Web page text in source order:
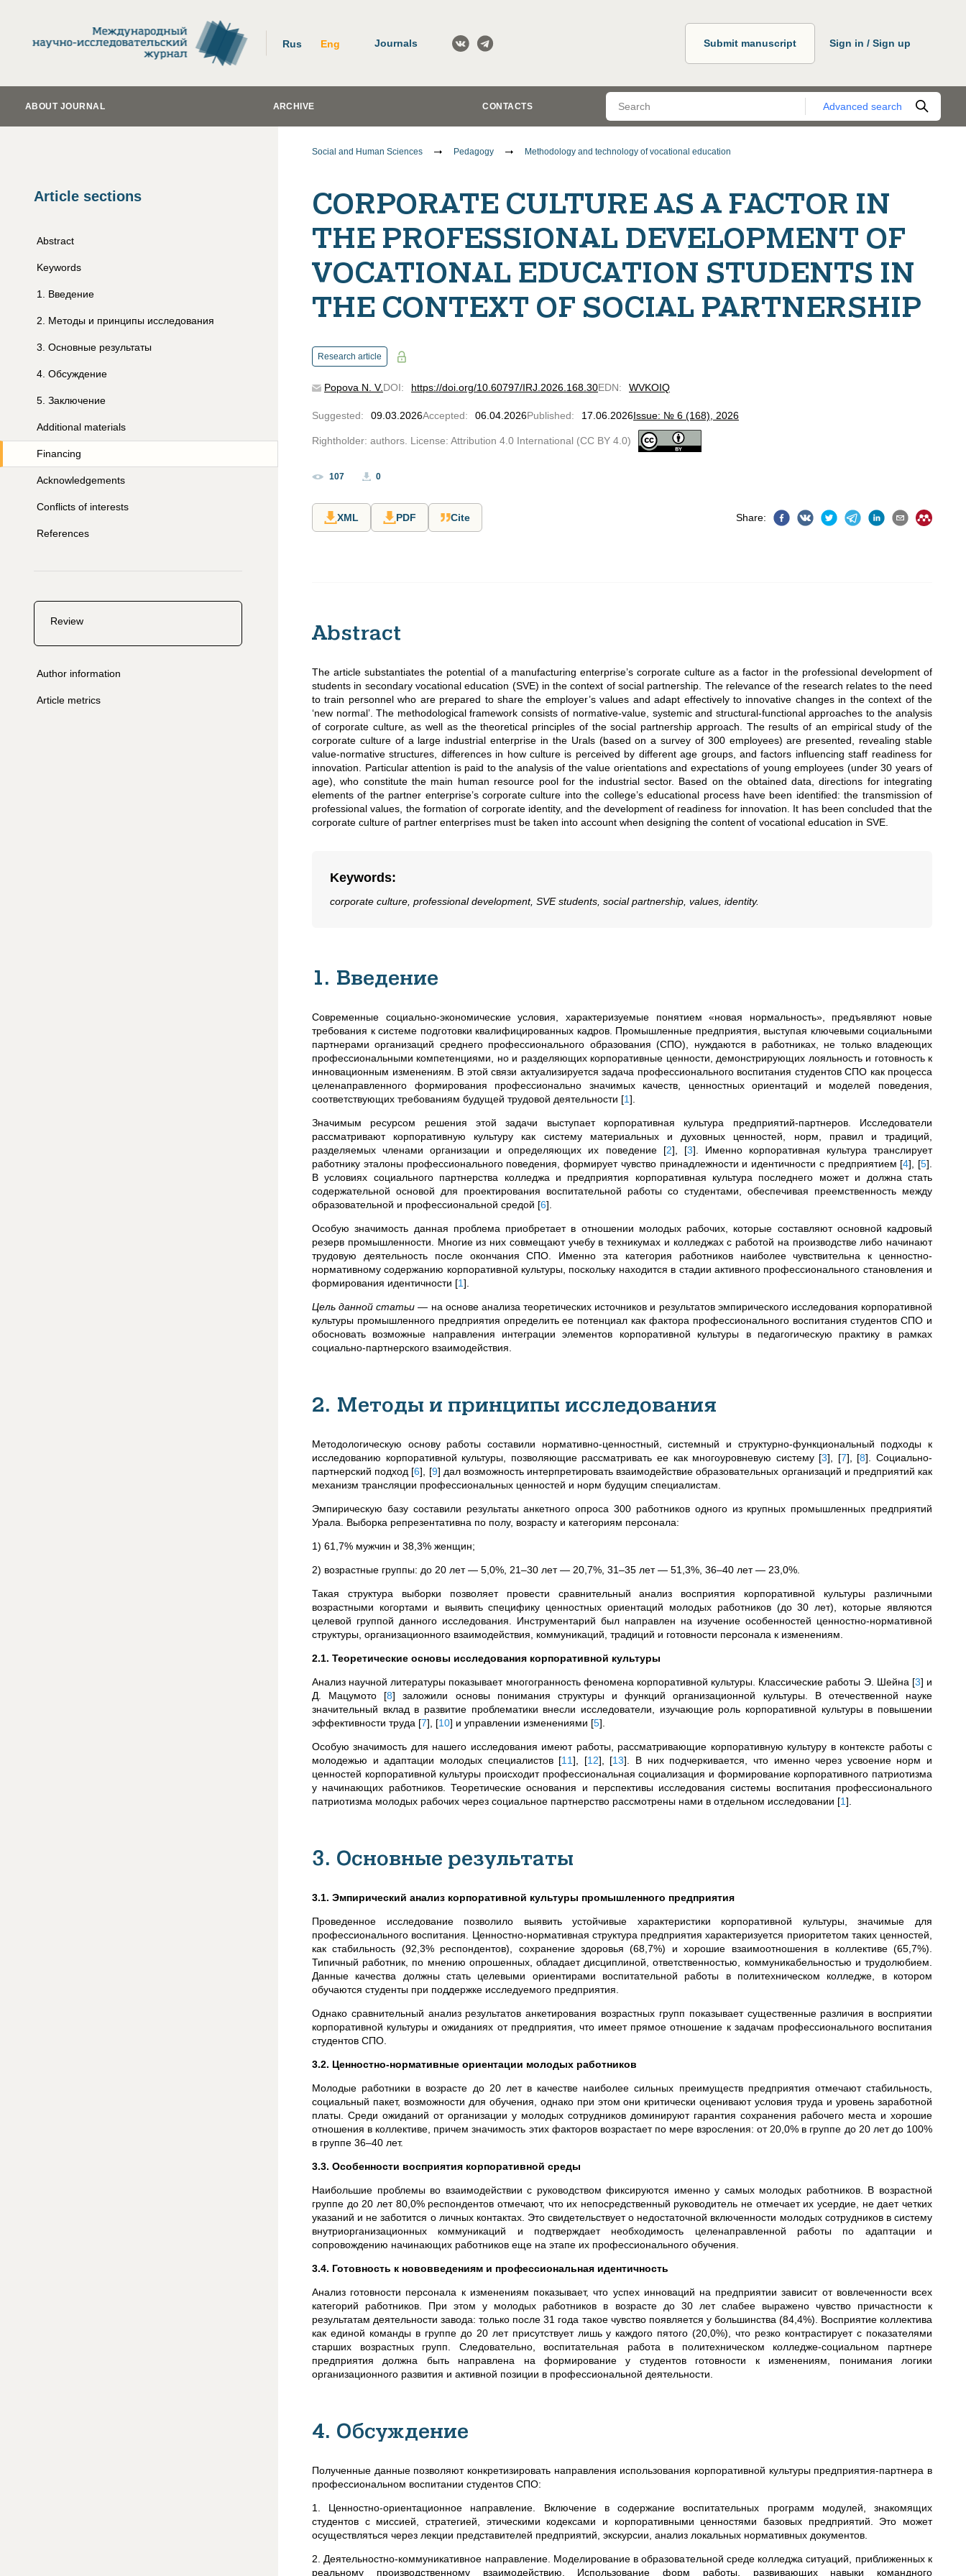
Rus Eng Journals Submit manuscript Sign in / Sign up
ABOUT JOURNAL ARCHIVE CONTACTS Advanced search
Article sections
Abstract
Keywords
1 Введение
2 Методы и принципы исследования
3 Основные результаты
4 Обсуждение
5 Заключение
Additional materials
Financing
Acknowledgements
Conflicts of interests
References
Review
Author information
Article metrics
Social and Human Sciences Pedagogy Methodology and technology of vocational education
CORPORATE CULTURE AS A FACTOR IN
THE PROFESSIONAL DEVELOPMENT OF
VOCATIONAL EDUCATION STUDENTS IN
THE CONTEXT OF SOCIAL PARTNERSHIP
Research article
Popova N. V.DOI: https://doi.org/10.60797/IRJ.2026.168.30EDN: WVKOIQ
Suggested: 09.03.2026Accepted: 06.04.2026Published: 17.06.2026Issue: № 6 (168), 2026
Rightholder: authors. License: Attribution 4.0 International (CC BY 4.0)
107 0
XML PDF Cite Share:
Abstract
The article substantiates the potential of a manufacturing enterprise’s corporate culture as a factor in the professional development of
students in secondary vocational education (SVE) in the context of social partnership. The relevance of the research relates to the need
to train personnel who are prepared to share the employer’s values and adapt effectively to innovative changes in the context of the
‘new normal’. The methodological framework consists of normative-value, systemic and structural-functional approaches to the analysis
of corporate culture, as well as the theoretical principles of the social partnership approach. The results of an empirical study of the
corporate culture of a large industrial enterprise in the Urals (based on a survey of 300 employees) are presented, revealing stable
value-normative structures, differences in how culture is perceived by different age groups, and factors influencing staff readiness for
innovation. Particular attention is paid to the analysis of the value orientations and expectations of young employees (under 30 years of
age), who constitute the main human resource pool for the industrial sector. Based on the obtained data, directions for integrating
elements of the partner enterprise’s corporate culture into the college’s educational process have been identified: the transmission of
professional values, the formation of corporate identity, and the development of readiness for innovation. It has been concluded that the
corporate culture of partner enterprises must be taken into account when designing the content of vocational education in SVE.
Keywords:
corporate culture, professional development, SVE students, social partnership, values, identity.
1. Введение
Современные социально-экономические условия, характеризуемые понятием «новая нормальность», предъявляют новые
требования к системе подготовки квалифицированных кадров. Промышленные предприятия, выступая ключевыми социальными
партнерами организаций среднего профессионального образования (СПО), нуждаются в работниках, не только владеющих
профессиональными компетенциями, но и разделяющих корпоративные ценности, демонстрирующих лояльность и готовность к
инновационным изменениям. В этой связи актуализируется задача профессионального воспитания студентов СПО как процесса
целенаправленного формирования профессионально значимых качеств, ценностных ориентаций и моделей поведения,
соответствующих требованиям будущей трудовой деятельности [1]
Значимым ресурсом решения этой задачи выступает корпоративная культура предприятий-партнеров. Исследователи
рассматривают корпоративную культуру как систему материальных и духовных ценностей, норм, правил и традиций,
разделяемых членами организации и определяющих их поведение [2] [3] . Именно корпоративная культура транслирует
работнику эталоны профессионального поведения, формирует чувство принадлежности и идентичности с предприятием [4] [5]
В условиях социального партнерства колледжа и предприятия корпоративная культура последнего может и должна стать
содержательной основой для проектирования воспитательной работы со студентами, обеспечивая преемственность между
образовательной и профессиональной средой [6]
Особую значимость данная проблема приобретает в отношении молодых рабочих, которые составляют основной кадровый
резерв промышленности. Многие из них совмещают учебу в техникумах и колледжах с работой на производстве либо начинают
трудовую деятельность после окончания СПО. Именно эта категория работников наиболее чувствительна к ценностно-
нормативному содержанию корпоративной культуры, поскольку находится в стадии активного профессионального становления и
формирования идентичности [1]
Цель данной статьи — на основе анализа теоретических источников и результатов эмпирического исследования корпоративной
культуры промышленного предприятия определить ее потенциал как фактора профессионального воспитания студентов СПО и
обосновать возможные направления интеграции элементов корпоративной культуры в педагогическую практику в рамках
социально-партнерского взаимодействия.
2. Методы и принципы исследования
Методологическую основу работы составили нормативно-ценностный, системный и структурно-функциональный подходы к
исследованию корпоративной культуры, позволяющие рассматривать ее как многоуровневую систему [3] [7] [8] . Социально-
партнерский подход [6] [9] дал возможность интерпретировать взаимодействие образовательных организаций и предприятий как
механизм трансляции профессиональных ценностей и норм будущим специалистам.
Эмпирическую базу составили результаты анкетного опроса 300 работников одного из крупных промышленных предприятий
Урала. Выборка репрезентативна по полу, возрасту и категориям персонала:
1) 61,7% мужчин и 38,3% женщин;
2) возрастные группы: до 20 лет — 5,0%, 21–30 лет — 20,7%, 31–35 лет — 51,3%, 36–40 лет — 23,0%.
Такая структура выборки позволяет провести сравнительный анализ восприятия корпоративной культуры различными
возрастными когортами и выявить специфику ценностных ориентаций молодых работников (до 30 лет), которые являются
целевой группой данного исследования. Инструментарий был направлен на изучение особенностей ценностно-нормативной
структуры, организационного взаимодействия, коммуникаций, традиций и готовности персонала к изменениям.
2.1. Теоретические основы исследования корпоративной культуры
Анализ научной литературы показывает многогранность феномена корпоративной культуры. Классические работы Э. Шейна [3] и
Д. Мацумото [8] заложили основы понимания структуры и функций организационной культуры. В отечественной науке
значительный вклад в развитие проблематики внесли исследователи, изучающие роль корпоративной культуры в повышении
эффективности труда [7] [10] и управлении изменениями [5]
Особую значимость для нашего исследования имеют работы, рассматривающие корпоративную культуру в контексте работы с
молодежью и адаптации молодых специалистов [11] [12] [13] . В них подчеркивается, что именно через усвоение норм и
ценностей корпоративной культуры происходит профессиональная социализация и формирование корпоративного патриотизма
у начинающих работников.
Теоретические основания и перспективы исследования системы воспитания профессионального
патриотизма молодых рабочих через социальное партнерство рассмотрены нами в отдельном исследовании [1]
3. Основные результаты
3.1. Эмпирический анализ корпоративной культуры промышленного предприятия
Проведенное исследование позволило выявить устойчивые характеристики корпоративной культуры, значимые для
профессионального воспитания. Ценностно-нормативная структура предприятия характеризуется приоритетом таких ценностей,
как стабильность (92,3% респондентов), сохранение здоровья (68,7%) и хорошие взаимоотношения в коллективе (65,7%).
Типичный работник, по мнению опрошенных, обладает дисциплиной, ответственностью, коммуникабельностью и трудолюбием.
Данные качества должны стать целевыми ориентирами воспитательной работы в политехническом колледже, в котором
обучаются студенты при поддержке исследуемого предприятия.
Однако сравнительный анализ результатов анкетирования возрастных групп показывает существенные различия в восприятии
корпоративной культуры и ожиданиях от предприятия, что имеет прямое отношение к задачам профессионального воспитания
студентов СПО.
3.2. Ценностно-нормативные ориентации молодых работников
Молодые работники в возрасте до 20 лет в качестве наиболее сильных преимуществ предприятия отмечают стабильность,
социальный пакет, возможности для обучения, однако при этом они критически оценивают условия труда и уровень заработной
платы. Среди ожиданий от организации у молодых сотрудников доминируют гарантия сохранения рабочего места и хорошие
отношения в коллективе, причем значимость этих факторов возрастает по мере взросления: от 20,0% в группе до 20 лет до 100%
в группе 36–40 лет.
3.3. Особенности восприятия корпоративной среды
Наибольшие проблемы во взаимодействии с руководством фиксируются именно у самых молодых работников. В возрастной
группе до 20 лет 80,0% респондентов отмечают, что их непосредственный руководитель не отмечает их усердие, не дает четких
указаний и не заботится о личных контактах. Это свидетельствует о недостаточной включенности молодых сотрудников в систему
внутриорганизационных коммуникаций и подтверждает необходимость целенаправленной работы по адаптации и
сопровождению начинающих работников еще на этапе их профессионального обучения.
3.4. Готовность к нововведениям и профессиональная идентичность
Анализ готовности персонала к изменениям показывает, что успех инноваций на предприятии зависит от вовлеченности всех
категорий работников. При этом у молодых работников в возрасте до 30 лет слабее выражено чувство причастности к
результатам деятельности завода: только после 31 года такое чувство появляется у большинства (84,4%). Восприятие коллектива
как единой команды в группе до 20 лет присутствует лишь у каждого пятого (20,0%), что резко контрастирует с показателями
старших возрастных групп. Следовательно, воспитательная работа в политехническом колледже-социальном партнере
предприятия должна быть направлена на формирование у студентов готовности к изменениям, понимания логики
организационного развития и активной позиции в профессиональной деятельности.
4. Обсуждение
Полученные данные позволяют конкретизировать направления использования корпоративной культуры предприятия-партнера в
профессиональном воспитании студентов СПО:
1. Ценностно-ориентационное направление. Включение в содержание воспитательных программ модулей, знакомящих
студентов с миссией, стратегией, этическими кодексами и корпоративными ценностями базовых предприятий. Это может
осуществляться через лекции представителей предприятий, экскурсии, анализ локальных нормативных документов.
2. Деятельностно-коммуникативное направление. Моделирование в образовательной среде колледжа ситуаций, приближенных к
реальному производственному взаимодействию. Использование форм работы, развивающих навыки командного